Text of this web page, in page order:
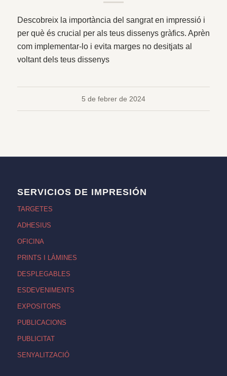
Descobreix la importància del sangrat en impressió i
per què és crucial per als teus dissenys gràfics. Aprèn
com implementar-lo i evita marges no desitjats al
voltant dels teus dissenys
5 de febrer de 2024
SERVICIOS DE IMPRESIÓN
TARGETES
ADHESIUS
OFICINA
PRINTS I LÀMINES
DESPLEGABLES
ESDEVENIMENTS
EXPOSITORS
PUBLICACIONS
PUBLICITAT
SENYALITZACIÓ